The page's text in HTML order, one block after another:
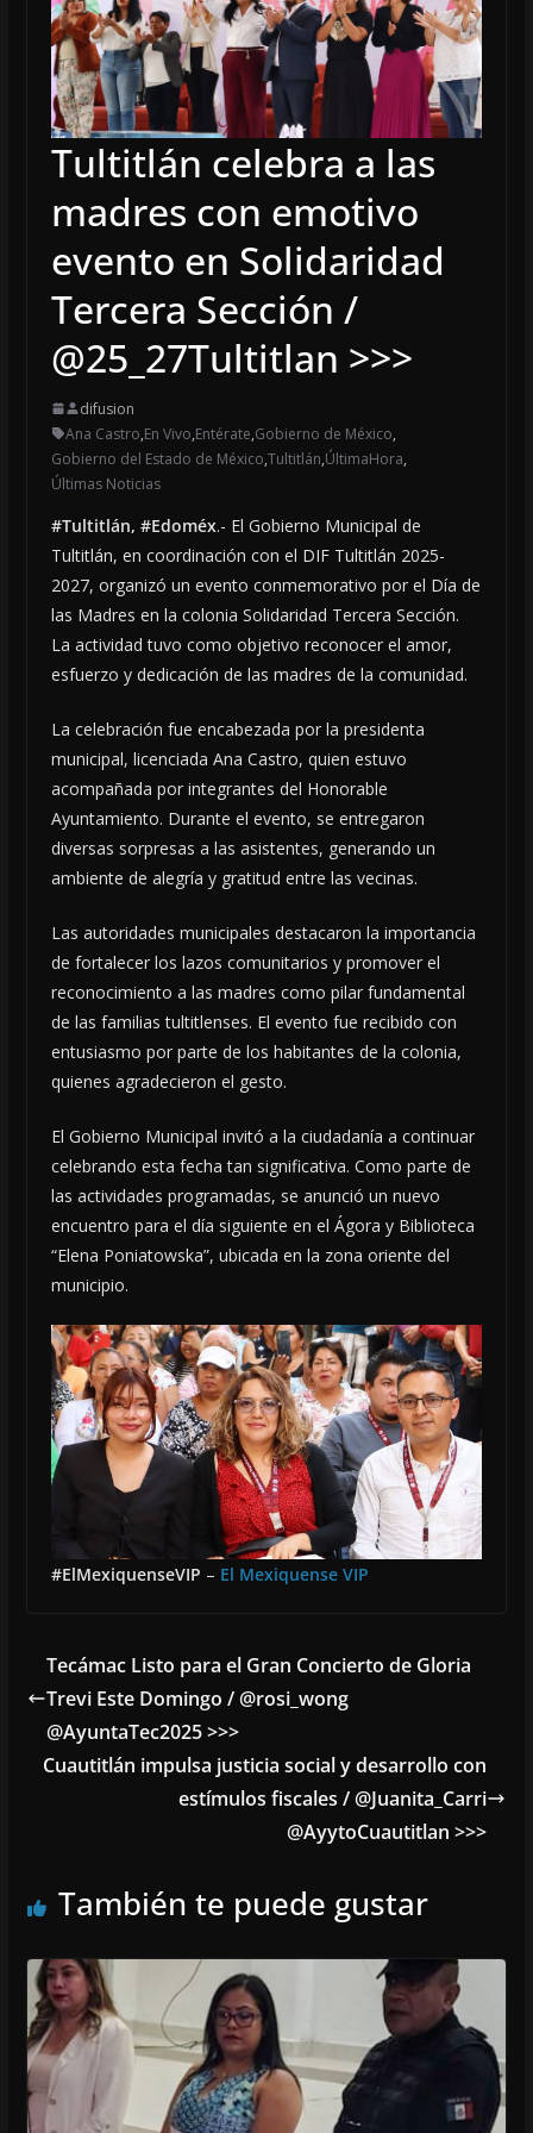
@RominaCDV @HuixquiGob >>>
Tultitlán celebra a las
madres con emotivo
evento en Solidaridad
Tercera Sección /
@25_27Tultitlan >>>
difusion
Ana Castro,En Vivo,Entérate,Gobierno de México,
Gobierno del Estado de México,Tultitlán,ÚltimaHora,
Últimas Noticias
#Tultitlán, #Edoméx.- El Gobierno Municipal de
Tultitlán, en coordinación con el DIF Tultitlán 2025-
2027, organizó un evento conmemorativo por el Día de
las Madres en la colonia Solidaridad Tercera Sección.
La actividad tuvo como objetivo reconocer el amor,
esfuerzo y dedicación de las madres de la comunidad.
La celebración fue encabezada por la presidenta
municipal, licenciada Ana Castro, quien estuvo
acompañada por integrantes del Honorable
Ayuntamiento. Durante el evento, se entregaron
diversas sorpresas a las asistentes, generando un
ambiente de alegría y gratitud entre las vecinas.
Las autoridades municipales destacaron la importancia
de fortalecer los lazos comunitarios y promover el
reconocimiento a las madres como pilar fundamental
de las familias tultitlenses. El evento fue recibido con
entusiasmo por parte de los habitantes de la colonia,
quienes agradecieron el gesto.
El Gobierno Municipal invitó a la ciudadanía a continuar
celebrando esta fecha tan significativa. Como parte de
las actividades programadas, se anunció un nuevo
encuentro para el día siguiente en el Ágora y Biblioteca
“Elena Poniatowska”, ubicada en la zona oriente del
municipio.
#ElMexiquenseVIP – El Mexiquense VIP
Tecámac Listo para el Gran Concierto de Gloria
Trevi Este Domingo / @rosi_wong
@AyuntaTec2025 >>>
Cuautitlán impulsa justicia social y desarrollo con
estímulos fiscales / @Juanita_Carri
@AyytoCuautitlan >>>
También te puede gustar